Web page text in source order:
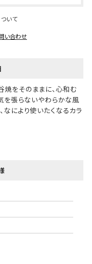
いて
い合わせ
をそのままに、心和む
を張らないやわらかな風
により使いたくなるカラ